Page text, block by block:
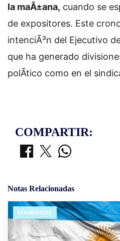
la maÃ±ana, cuando se
de expositores. Este
intenciÃ³n del Ejecutivo
que ha generado
polÃ­tico como en el
COMPARTIR:
Notas Relacionadas
EFEMERIDES